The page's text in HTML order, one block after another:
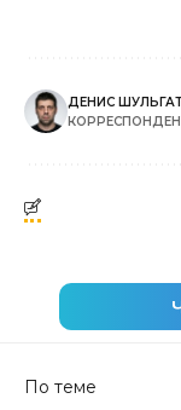
ДЕНИС
По теме